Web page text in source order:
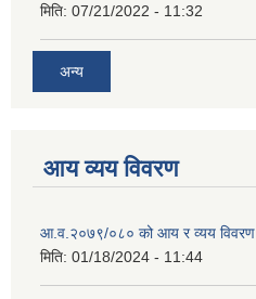
मिति: 07/21/2022 - 11:32
अन्य
आय व्यय विवरण
आ.व.२०७९/०८० को आय र व्यय विवरण
मिति: 01/18/2024 - 11:44